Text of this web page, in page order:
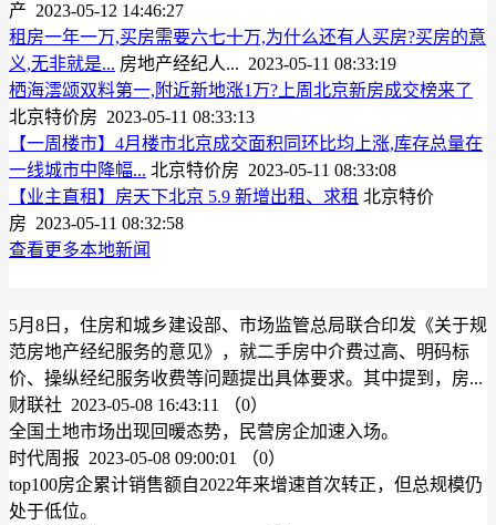
产 2023-05-12 14:46:27
租房一年一万,买房需要六七十万,为什么还有人买房?买房的意
义,无非就是... 房地产经纪人... 2023-05-11 08:33:19
栖海澐颂双料第一,附近新地涨1万?上周北京新房成交榜来了
北京特价房 2023-05-11 08:33:13
【一周楼市】4月楼市北京成交面积同环比均上涨,库存总量在
一线城市中降幅... 北京特价房 2023-05-11 08:33:08
【业主直租】房天下北京 5.9 新增出租、求租 北京特价
房 2023-05-11 08:32:58
查看更多本地新闻
5月8日，住房和城乡建设部、市场监管总局联合印发《关于规
范房地产经纪服务的意见》，就二手房中介费过高、明码标
价、操纵经纪服务收费等问题提出具体要求。其中提到，房...
财联社 2023-05-08 16:43:11
（0）
全国土地市场出现回暖态势，民营房企加速入场。
时代周报 2023-05-08 09:00:01
（0）
top100房企累计销售额自2022年来增速首次转正，但总规模仍
处于低位。